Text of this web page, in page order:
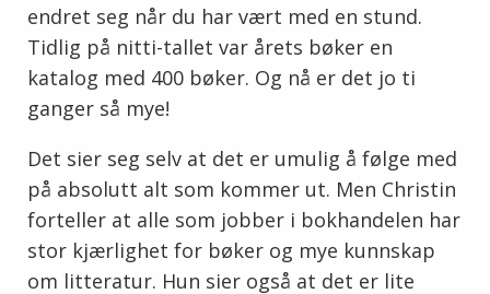
endret seg når du har vært med en stund.
Tidlig på nitti-tallet var årets bøker en
katalog med 400 bøker. Og nå er det jo ti
ganger så mye!
Det sier seg selv at det er umulig å følge med
på absolutt alt som kommer ut. Men Christin
forteller at alle som jobber i bokhandelen har
stor kjærlighet for bøker og mye kunnskap
om litteratur. Hun sier også at det er lite